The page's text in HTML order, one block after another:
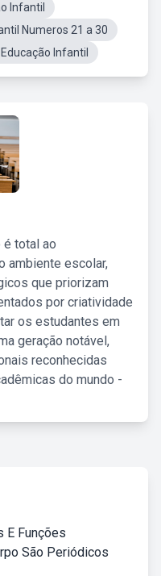
Infantil
Numeros 21 a 30
Infantil
é total ao
ambiente escolar,
que priorizam
por criatividade
os estudantes em
geração notável,
reconhecidas
do mundo -
E Funções
São Periódicos